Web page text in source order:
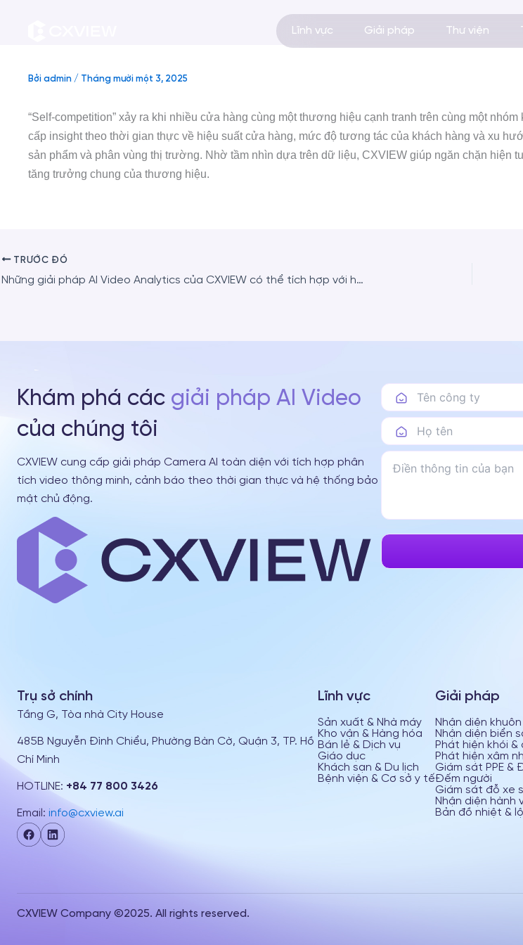
Lĩnh vực Giải pháp Thư viện
Bởi admin / Tháng mười một 3, 2025
“Self-competition” xảy ra khi nhiều cửa hàng cùng một thương hiệu cạnh tranh trên cùng một
cấp insight theo thời gian thực về hiệu suất cửa hàng, mức độ tương tác của khách hàng và xu
sản phẩm và phân vùng thị trường. Nhờ tầm nhìn dựa trên dữ liệu, CXVIEW giúp ngăn chặn hiện
tăng trưởng chung của thương hiệu.
TRƯỚC ĐÓ
Những giải pháp AI Video Analytics của CXVIEW có thể tích hợp với hệ thống camera hiện tại không?
Khám phá các giải pháp AI Video
của chúng tôi
CXVIEW cung cấp giải pháp Camera AI toàn diện với tích hợp phân
tích video thông minh, cảnh báo theo thời gian thực và hệ thống bảo
mật chủ động.
Trụ sở chính
Tầng G, Tòa nhà City House
485B Nguyễn Đình Chiểu, Phường Bàn Cờ, Quận 3, TP. Hồ
Chí Minh
HOTLINE: +84 77 800 3426
Email: info@cxview.ai
Lĩnh vực
Sản xuất & Nhà máy
Kho vận & Hàng hóa
Bán lẻ & Dịch vụ
Giáo dục
Khách sạn & Du lịch
Bệnh viện & Cơ sở y tế
Giải pháp
Nhận diện
Nhận diện biển
Phát hiện khói &
Phát hiện xâm
Giám sát PPE &
Đếm người
Giám sát đỗ xe
Nhận diện hành
Bản đồ nhiệt &
CXVIEW Company ©2025. All rights reserved.